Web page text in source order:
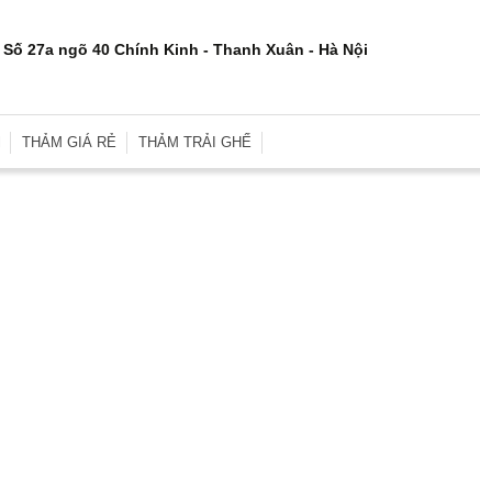
Số 27a ngõ 40 Chính Kinh - Thanh Xuân - Hà Nội
THẢM GIÁ RẺ THẢM TRẢI GHẾ